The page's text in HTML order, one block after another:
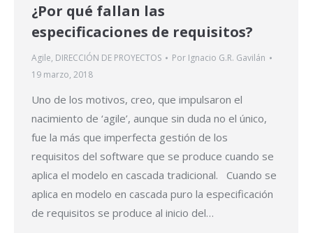
¿Por qué fallan las
especificaciones de requisitos?
Agile, DIRECCIÓN DE PROYECTOS Por Ignacio G.R. Gavilán
19 marzo, 2018
Uno de los motivos, creo, que impulsaron el
nacimiento de ‘agile’, aunque sin duda no el único,
fue la más que imperfecta gestión de los
requisitos del software que se produce cuando se
aplica el modelo en cascada tradicional. Cuando se
aplica en modelo en cascada puro la especificación
de requisitos se produce al inicio del…